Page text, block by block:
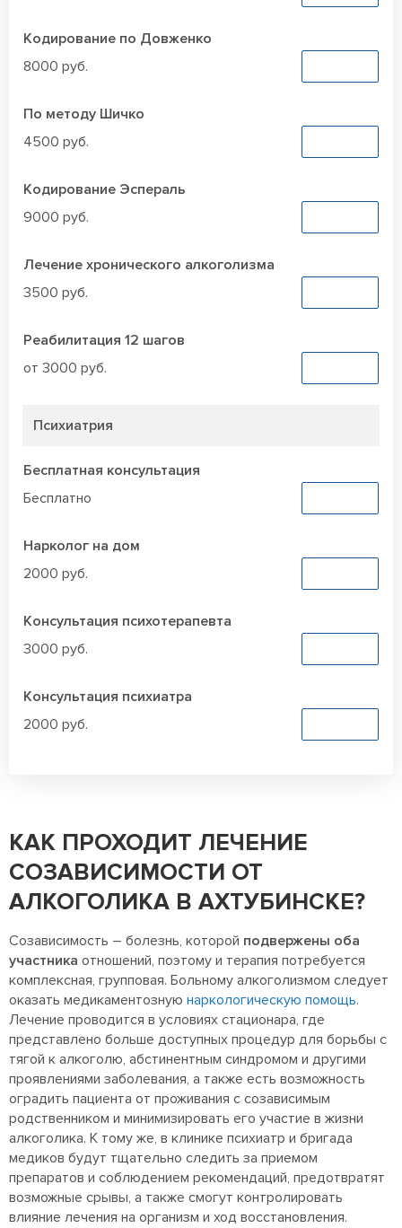
Кодирование по Довженко
8000 руб.
По методу Шичко
4500 руб.
Кодирование Эспераль
9000 руб.
Лечение хронического алкоголизма
3500 руб.
Реабилитация 12 шагов
от 3000 руб.
Психиатрия
Бесплатная консультация
Бесплатно
Нарколог на дом
2000 руб.
Консультация психотерапевта
3000 руб.
Консультация психиатра
2000 руб.
КАК ПРОХОДИТ ЛЕЧЕНИЕ
СОЗАВИСИМОСТИ ОТ
АЛКОГОЛИКА В АХТУБИНСКЕ?
Созависимость – болезнь, которой подвержены оба
участника отношений, поэтому и терапия потребуется
комплексная, групповая. Больному алкоголизмом следует
оказать медикаментозную наркологическую помощь.
Лечение проводится в условиях стационара, где
представлено больше доступных процедур для борьбы с
тягой к алкоголю, абстинентным синдромом и другими
проявлениями заболевания, а также есть возможность
оградить пациента от проживания с созависимым
родственником и минимизировать его участие в жизни
алкоголика. К тому же, в клинике психиатр и бригада
медиков будут тщательно следить за приемом
препаратов и соблюдением рекомендаций, предотвратят
возможные срывы, а также смогут контролировать
влияние лечения на организм и ход восстановления.